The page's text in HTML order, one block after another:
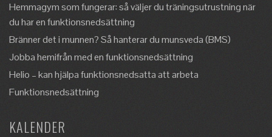
Hemmagym som fungerar: så väljer du träningsutrustning när
du har en funktionsnedsättning
Bränner det i munnen? Så hanterar du munsveda (BMS)
Jobba hemifrån med en funktionsnedsättning
Helio – kan hjälpa funktionsnedsatta att arbeta
Funktionsnedsättning
KALENDER